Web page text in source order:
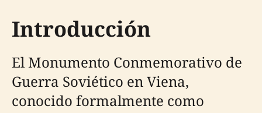
Introducción
El Monumento Conmemorativo de
Guerra Soviético en Viena,
conocido formalmente como